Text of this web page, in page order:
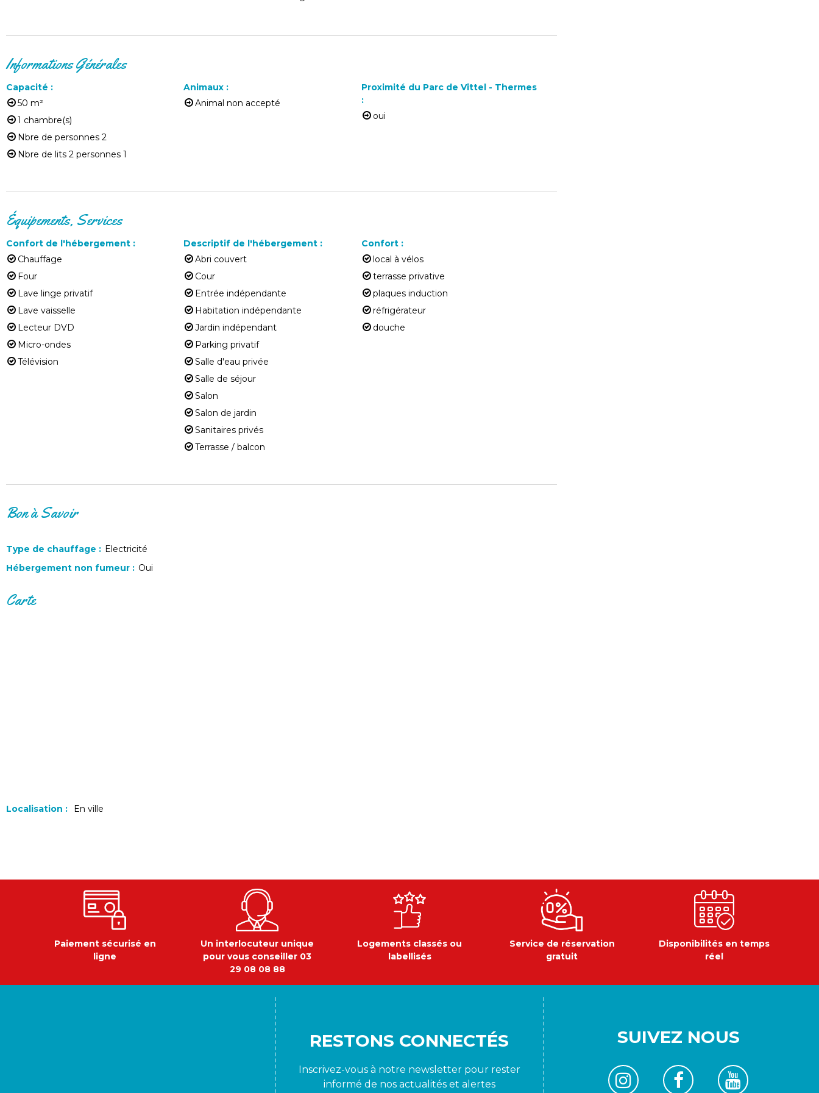
Informations Générales
Capacité :
50 m²
1 chambre(s)
Nbre de personnes 2
Nbre de lits 2 personnes 1
Animaux :
Animal non accepté
Proximité du Parc de Vittel - Thermes
:
oui
Équipements, Services
Confort de l'hébergement :
Chauffage
Four
Lave linge privatif
Lave vaisselle
Lecteur DVD
Micro-ondes
Télévision
Descriptif de l'hébergement :
Abri couvert
Cour
Entrée indépendante
Habitation indépendante
Jardin indépendant
Parking privatif
Salle d'eau privée
Salle de séjour
Salon
Salon de jardin
Sanitaires privés
Terrasse / balcon
Confort :
local à vélos
terrasse privative
plaques induction
réfrigérateur
douche
Bon à Savoir
Type de chauffage : Electricité
Hébergement non fumeur : Oui
Carte
Localisation : En ville
Paiement sécurisé en
ligne
Un interlocuteur unique
pour vous conseiller 03
29 08 08 88
Logements classés ou
labellisés
Service de réservation
gratuit
Disponibilités en temps
réel
RESTONS CONNECTÉS
Inscrivez-vous à notre newsletter pour rester
informé de nos actualités et alertes
SUIVEZ NOUS